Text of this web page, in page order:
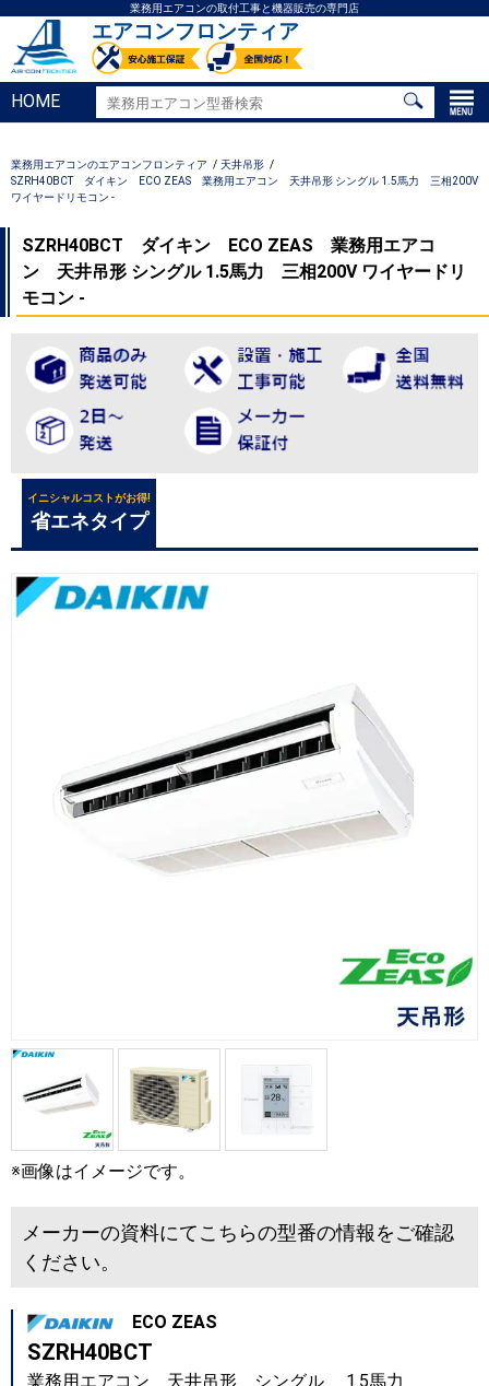
業務用エアコンの取付工事と機器販売の専門店
エアコンフロンティア
HOME
業務用エアコンのエアコンフロンティア
天井吊形
SZRH40BCT ダイキン ECO ZEAS 業務用エアコン 天井吊形 シングル 1.5馬力 三相200V
ワイヤードリモコン -
SZRH40BCT ダイキン ECO ZEAS 業務用エアコ
ン 天井吊形 シングル 1.5馬力 三相200V ワイヤードリ
モコン -
イニシャルコストがお得!
省エネタイプ
※画像はイメージです。
メーカーの資料にてこちらの型番の情報をご確認
ください。
ECO ZEAS
SZRH40BCT
業務用エアコン 天井吊形 シングル 1.5馬力